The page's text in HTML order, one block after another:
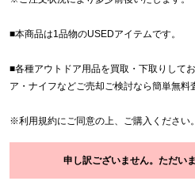
■本商品は1品物のUSEDアイテムです。
■各種アウトドア用品を買取・下取りして
ア・ナイフなどご売却ご検討なら簡単無料
※利用規約にご同意の上、ご購入ください。
申し訳ございません。ただい